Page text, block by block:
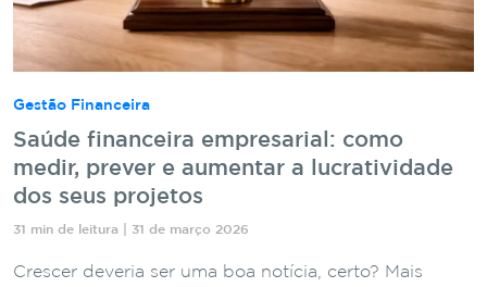
Gestão Financeira
Saúde financeira empresarial: como
medir, prever e aumentar a lucratividade
dos seus projetos
31 min de leitura | 31 de março 2026
Crescer deveria ser uma boa notícia, certo? Mais